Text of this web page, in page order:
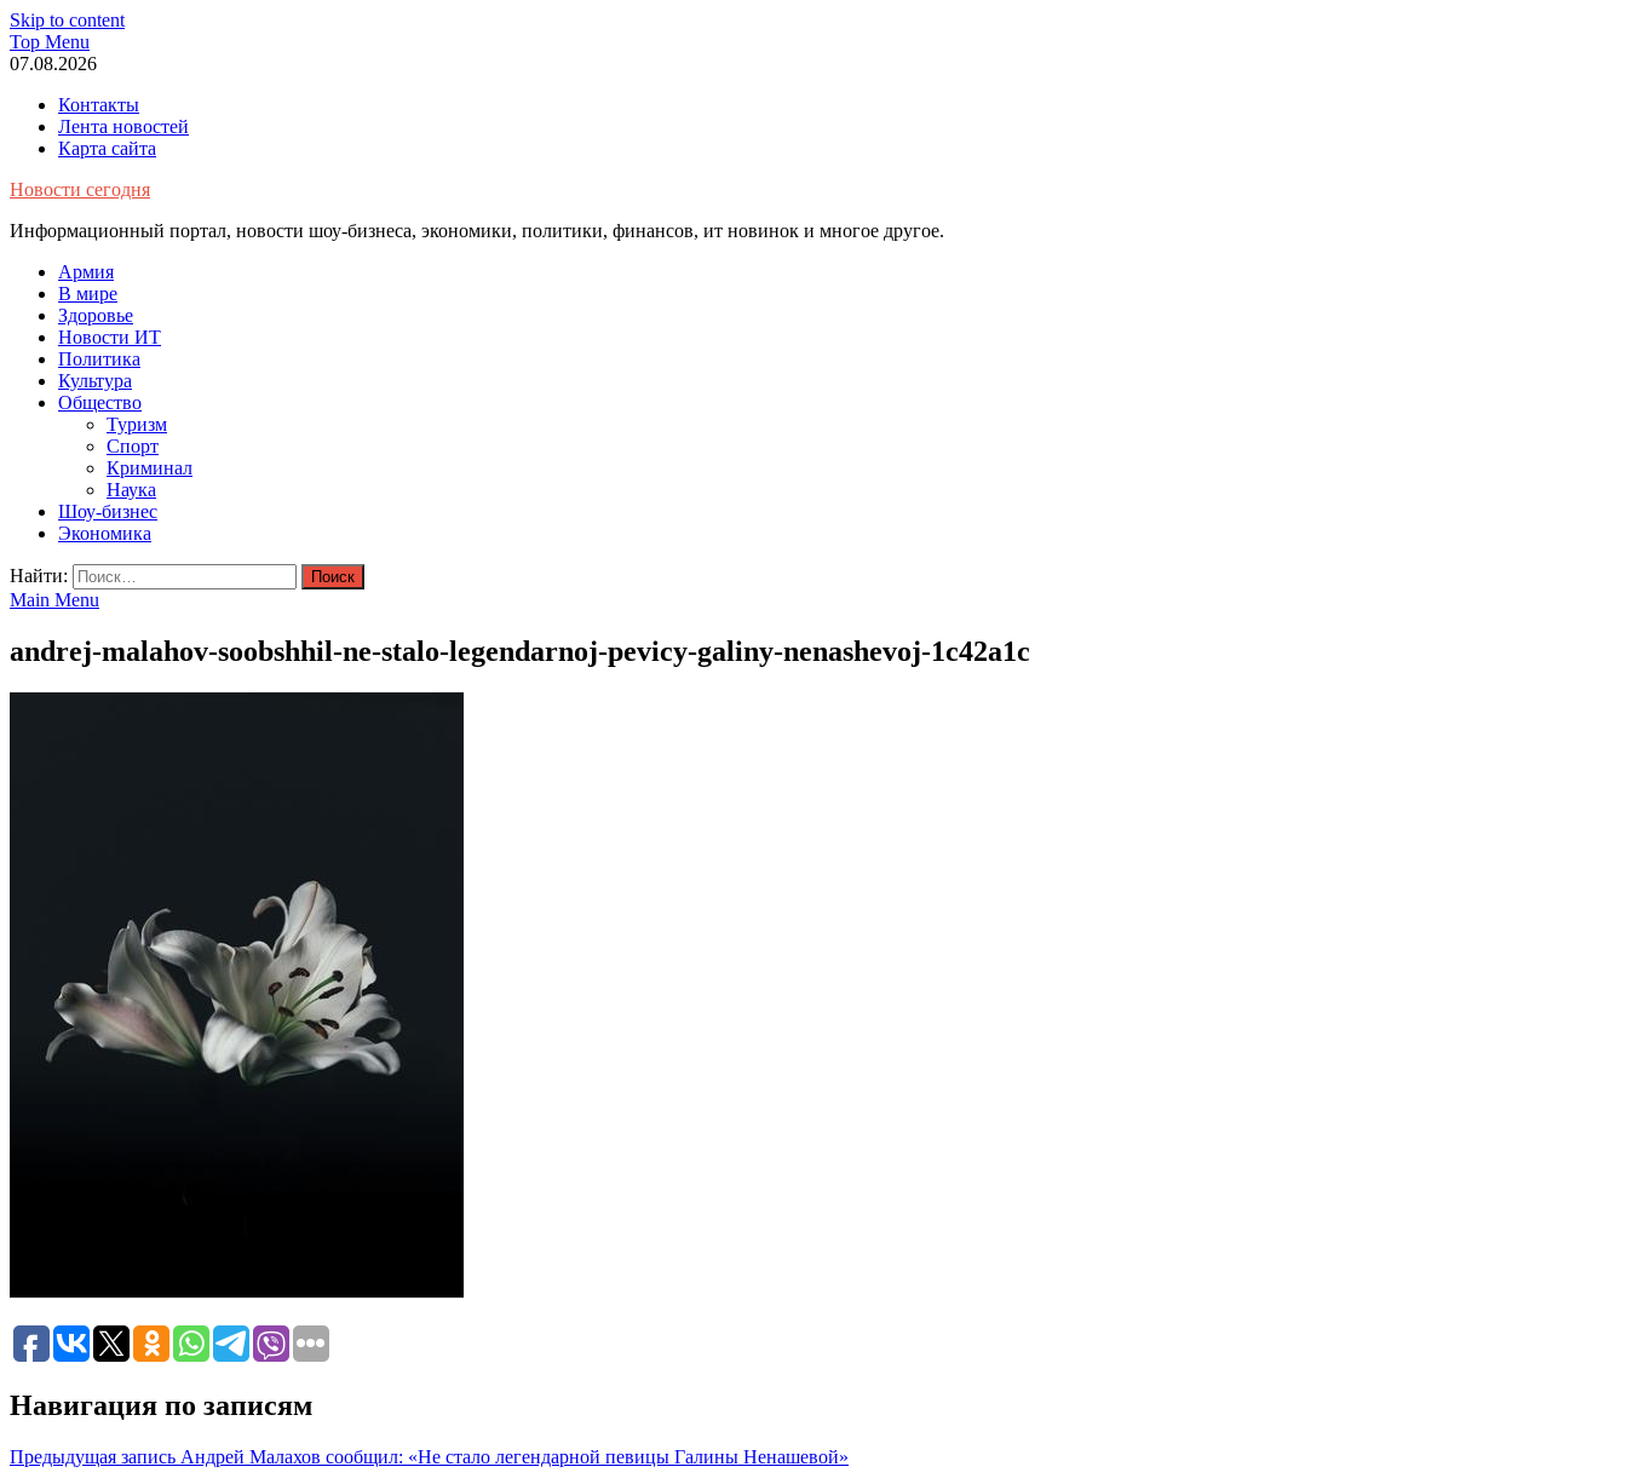
Skip to content
Top Menu
07.08.2026
Контакты
Лента новостей
Карта сайта
Новости сегодня
Информационный портал, новости шоу-бизнеса, экономики, политики, финансов, ит новинок и многое другое.
Армия
В мире
Здоровье
Новости ИТ
Политика
Культура
Общество
Туризм
Спорт
Криминал
Наука
Шоу-бизнес
Экономика
Найти:
Main Menu
andrej-malahov-soobshhil-ne-stalo-legendarnoj-pevicy-galiny-nenashevoj-1c42a1c
Навигация по записям
Предыдущая запись Андрей Малахов сообщил: «Не стало легендарной певицы Галины Ненашевой»